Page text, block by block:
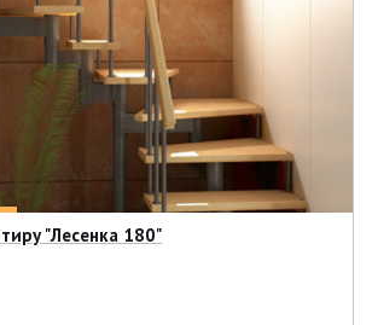
"Лесенка 180"